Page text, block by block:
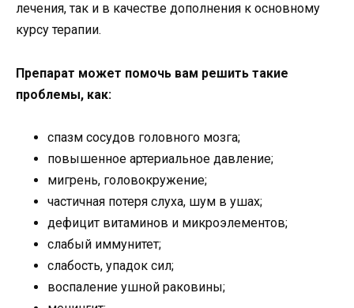
лечения, так и в качестве дополнения к основному
курсу терапии.
Препарат может помочь вам решить такие
проблемы, как:
спазм сосудов головного мозга;
повышенное артериальное давление;
мигрень, головокружение;
частичная потеря слуха, шум в ушах;
дефицит витаминов и микроэлементов;
слабый иммунитет;
слабость, упадок сил;
воспаление ушной раковины;